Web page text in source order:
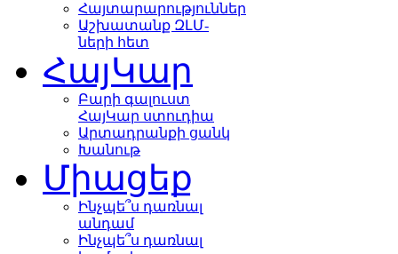
Հայտարարություններ
Աշխատանք ԶԼՄ-
ների հետ
ՀայԿար
Բարի գալուստ
ՀայԿար ստուդիա
Արտադրանքի ցանկ
Խանութ
Միացեք
Ինչպե՞ս դառնալ
անդամ
Ինչպե՞ս դառնալ